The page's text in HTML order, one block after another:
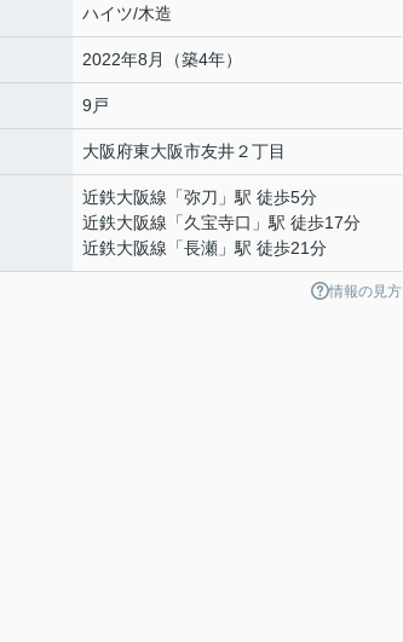
ハイツ/木造
2022年8月（築4年）
9戸
大阪府東大阪市友井２丁目
近鉄大阪線 「弥刀 」駅 徒歩5分
近鉄大阪線 「久宝寺口 」駅 徒歩17分
近鉄大阪線 「長瀬 」駅 徒歩21分
情報の見方